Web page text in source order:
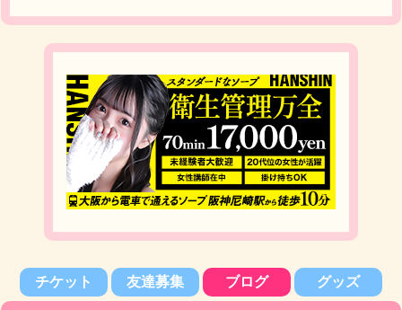
チケット 友達募集 ブログ グッズ